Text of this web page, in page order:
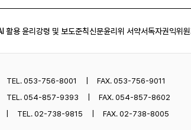
활용 윤리강령 및 보도준칙신문윤리위 서약서독자권익위
TEL. 053-756-8001
FAX. 053-756-9011
TEL. 054-857-9393
FAX. 054-857-8602
TEL. 02-738-9815 FAX. 02-738-8005